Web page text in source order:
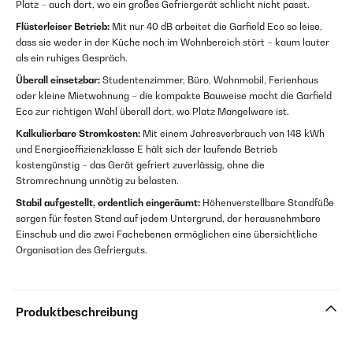
Platz – auch dort, wo ein großes Gefriergerät schlicht nicht passt.
Flüsterleiser Betrieb: Mit nur 40 dB arbeitet die Garfield Eco so leise,
dass sie weder in der Küche noch im Wohnbereich stört – kaum lauter
als ein ruhiges Gespräch.
Überall einsetzbar: Studentenzimmer, Büro, Wohnmobil, Ferienhaus
oder kleine Mietwohnung – die kompakte Bauweise macht die Garfield
Eco zur richtigen Wahl überall dort, wo Platz Mangelware ist.
Kalkulierbare Stromkosten: Mit einem Jahresverbrauch von 148 kWh
und Energieeffizienzklasse E hält sich der laufende Betrieb
kostengünstig – das Gerät gefriert zuverlässig, ohne die
Stromrechnung unnötig zu belasten.
Stabil aufgestellt, ordentlich eingeräumt: Höhenverstellbare Standfüße
sorgen für festen Stand auf jedem Untergrund, der herausnehmbare
Einschub und die zwei Fachebenen ermöglichen eine übersichtliche
Organisation des Gefrierguts.
Produktbeschreibung